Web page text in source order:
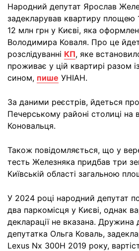
Народний депутат Ярослав
задекларував квартиру площею
12 млн грн у Києві, яка
Володимира Коваля. Про це
розслідуванні КП, яке
проживає у цій квартирі разом
сином, пише УНІАН.
За даними реєстрів, йдеться
Печерському районі столиці на
Коновальця.
Також повідомляється, що у
тесть Железняка придбав три
Київській області загальною
У 2024 році народний депутат
два паркомісця у Києві, однак
декларації не вказана. Дружина
депутатка Ольга Коваль,
Lexus Nx 300H 2019 року,